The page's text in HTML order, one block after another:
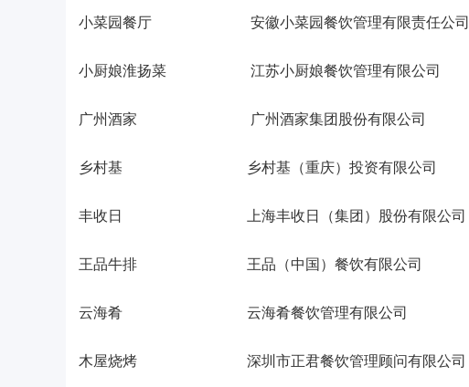
小菜园餐厅 安徽小菜园餐饮管理有限责任公司
小厨娘淮扬菜 江苏小厨娘餐饮管理有限公司
广州酒家 广州酒家集团股份有限公司
乡村基 乡村基（重庆）投资有限公司
丰收日 上海丰收日（集团）股份有限公司
王品牛排 王品（中国）餐饮有限公司
云海肴 云海肴餐饮管理有限公司
木屋烧烤 深圳市正君餐饮管理顾问有限公司